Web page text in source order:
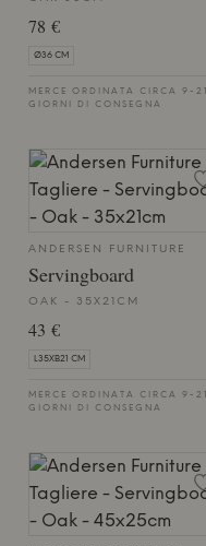
78 €
Ø36 CM
MERCE ORDINATA CIRCA 9-21
GIORNI DI CONSEGNA
ANDERSEN FURNITURE
Servingboard
OAK - 35X21CM
43 €
L35XB21 CM
MERCE ORDINATA CIRCA 9-21
GIORNI DI CONSEGNA